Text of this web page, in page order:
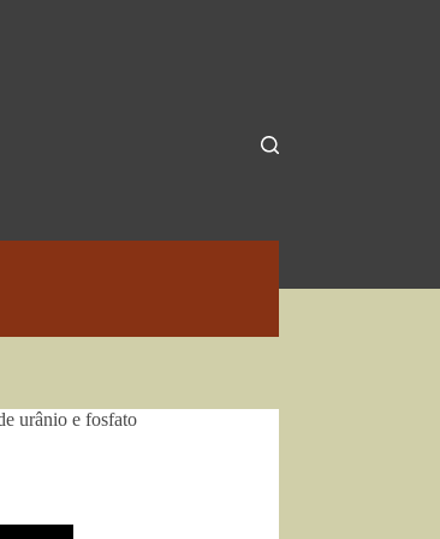
urânio e fosfato